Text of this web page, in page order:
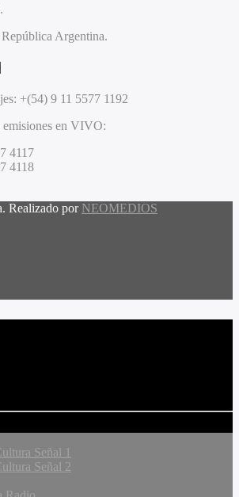
República Argentina.
+(54) 9 11 5577 1192
emisiones en VIVO:
4117
4118
Realizado por NEOMEDIOS
Señal 1
Señal 2